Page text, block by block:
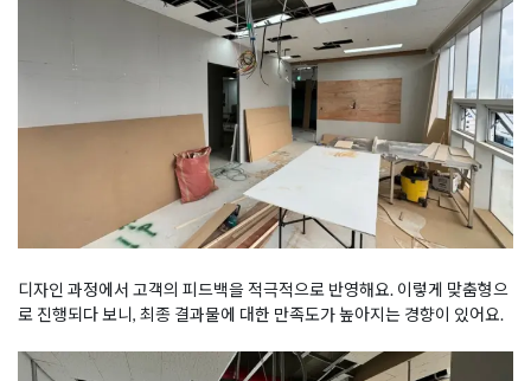
디자인 과정에서 고객의 피드백을 적극적으로 반영해요. 이렇게 맞춤형으
로 진행되다 보니, 최종 결과물에 대한 만족도가 높아지는 경향이 있어요.